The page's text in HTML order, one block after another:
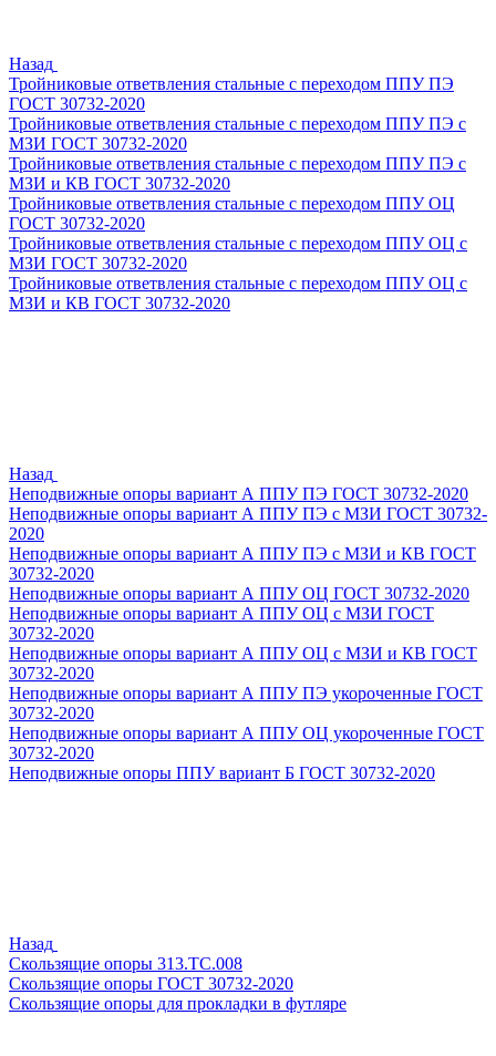
Назад
Тройниковые ответвления стальные с переходом ППУ ПЭ
ГОСТ 30732-2020
Тройниковые ответвления стальные с переходом ППУ ПЭ с
МЗИ ГОСТ 30732-2020
Тройниковые ответвления стальные с переходом ППУ ПЭ с
МЗИ и КВ ГОСТ 30732-2020
Тройниковые ответвления стальные с переходом ППУ ОЦ
ГОСТ 30732-2020
Тройниковые ответвления стальные с переходом ППУ ОЦ с
МЗИ ГОСТ 30732-2020
Тройниковые ответвления стальные с переходом ППУ ОЦ с
МЗИ и КВ ГОСТ 30732-2020
Назад
Неподвижные опоры вариант А ППУ ПЭ ГОСТ 30732-2020
Неподвижные опоры вариант А ППУ ПЭ с МЗИ ГОСТ 30732-
2020
Неподвижные опоры вариант А ППУ ПЭ с МЗИ и КВ ГОСТ
30732-2020
Неподвижные опоры вариант А ППУ ОЦ ГОСТ 30732-2020
Неподвижные опоры вариант А ППУ ОЦ с МЗИ ГОСТ
30732-2020
Неподвижные опоры вариант А ППУ ОЦ с МЗИ и КВ ГОСТ
30732-2020
Неподвижные опоры вариант А ППУ ПЭ укороченные ГОСТ
30732-2020
Неподвижные опоры вариант А ППУ ОЦ укороченные ГОСТ
30732-2020
Неподвижные опоры ППУ вариант Б ГОСТ 30732-2020
Назад
Скользящие опоры 313.ТС.008
Скользящие опоры ГОСТ 30732-2020
Скользящие опоры для прокладки в футляре